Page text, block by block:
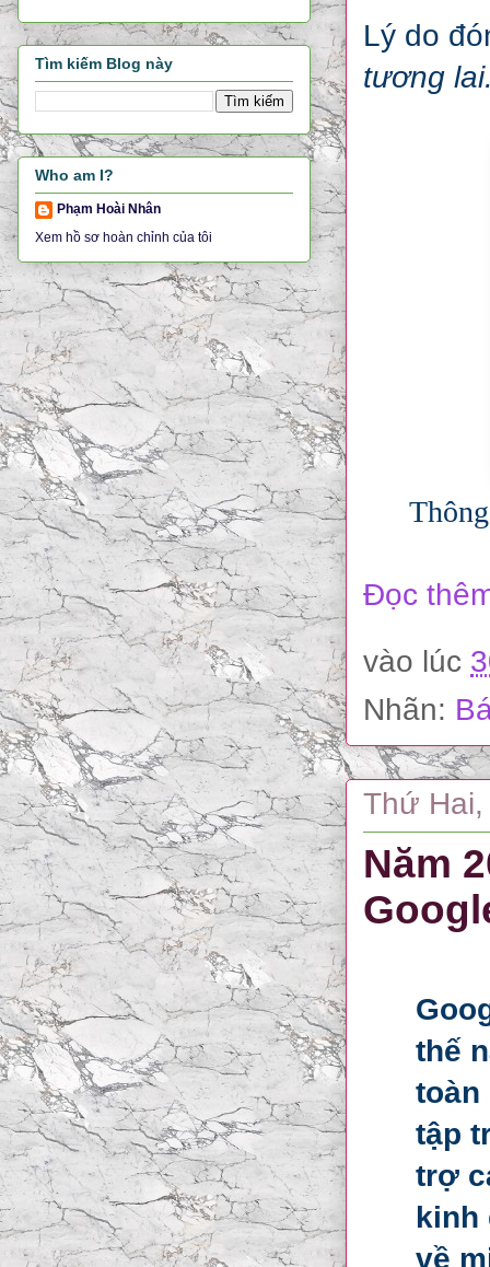
Lý do
tương
Đọc
vào lúc
Nhãn:
Thứ
Năm
thế
toàn
tập
trợ
kinh
về
Tìm kiếm Blog này
Who am I?
Phạm Hoài Nhân
Xem hồ sơ hoàn chỉnh của tôi